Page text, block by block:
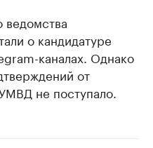
ведомства
о кандидатуре
каналах. Однако
от
не поступало.